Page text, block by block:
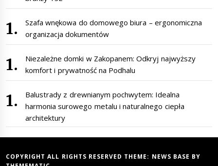
Szafa wnękowa do domowego biura – ergonomiczna
organizacja dokumentów
Niezależne domki w Zakopanem: Odkryj najwyższy
komfort i prywatność na Podhalu
Balustrady z drewnianym pochwytem: Idealna
harmonia surowego metalu i naturalnego ciepła
architektury
COPYRIGHT ALL RIGHTS RESERVED THEME: NEWS BASE BY